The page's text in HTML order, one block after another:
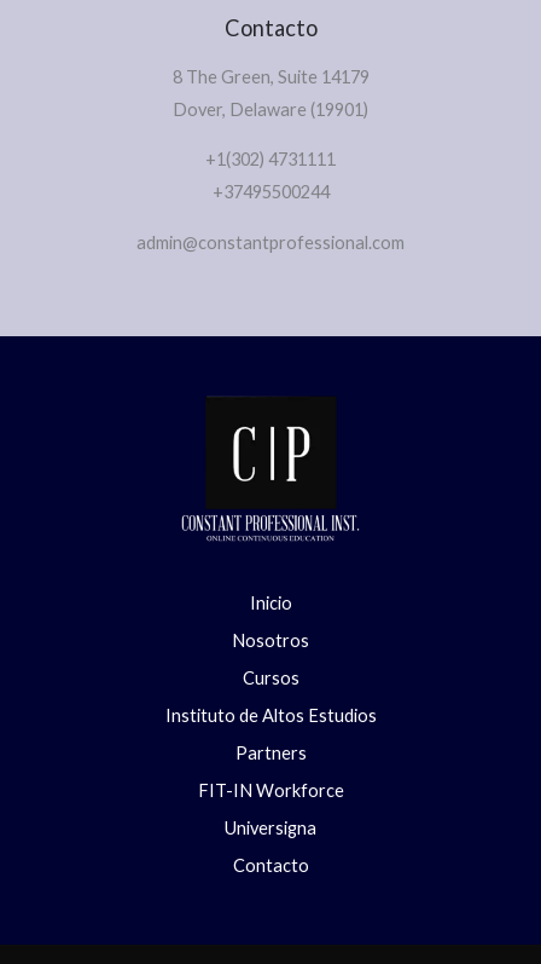
Contacto
8 The Green, Suite 14179
Dover, Delaware (19901)
+1(302) 4731111
+37495500244
admin@constantprofessional.com
Inicio
Nosotros
Cursos
Instituto de Altos Estudios
Partners
FIT-IN Workforce
Universigna
Contacto